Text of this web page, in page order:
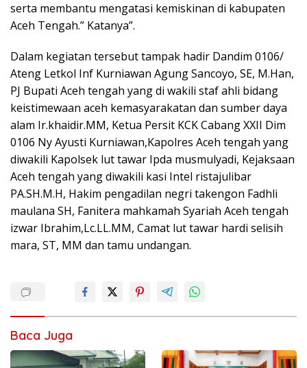
serta membantu mengatasi kemiskinan di kabupaten
Aceh Tengah.” Katanya”.
Dalam kegiatan tersebut tampak hadir Dandim 0106/
Ateng Letkol Inf Kurniawan Agung Sancoyo, SE, M.Han,
PJ Bupati Aceh tengah yang di wakili staf ahli bidang
keistimewaan aceh kemasyarakatan dan sumber daya
alam Ir.khaidir.MM, Ketua Persit KCK Cabang XXII Dim
0106 Ny Ayusti Kurniawan,Kapolres Aceh tengah yang
diwakili Kapolsek lut tawar Ipda musmulyadi, Kejaksaan
Aceh tengah yang diwakili kasi Intel ristajulibar
PA.SH.M.H, Hakim pengadilan negri takengon Fadhli
maulana SH, Fanitera mahkamah Syariah Aceh tengah
izwar Ibrahim,Lc.LL.MM, Camat lut tawar hardi selisih
mara, ST, MM dan tamu undangan.
Baca Juga